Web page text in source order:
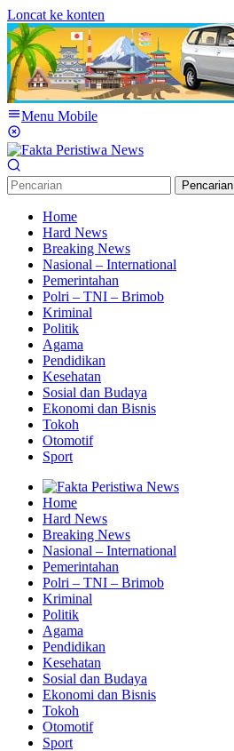
Loncat ke konten
Menu Mobile
Pencarian
Home
Hard News
Breaking News
Nasional – International
Pemerintahan
Polri – TNI – Brimob
Kriminal
Politik
Agama
Pendidikan
Kesehatan
Sosial dan Budaya
Ekonomi dan Bisnis
Tokoh
Otomotif
Sport
Home
Hard News
Breaking News
Nasional – International
Pemerintahan
Polri – TNI – Brimob
Kriminal
Politik
Agama
Pendidikan
Kesehatan
Sosial dan Budaya
Ekonomi dan Bisnis
Tokoh
Otomotif
Sport